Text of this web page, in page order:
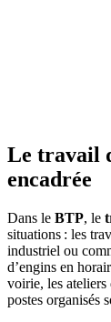
Le travail
encadrée
Dans le BTP, le
situations : les
industriel ou
d’engins en
voirie, les ateliers
postes organisés